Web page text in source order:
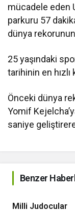
mücadele eden
parkuru 57
dünya
25 yaşındaki
tarihinin en
Önceki dünya
Yomif Kejelcha
saniye
Benzer
Milli Judocular